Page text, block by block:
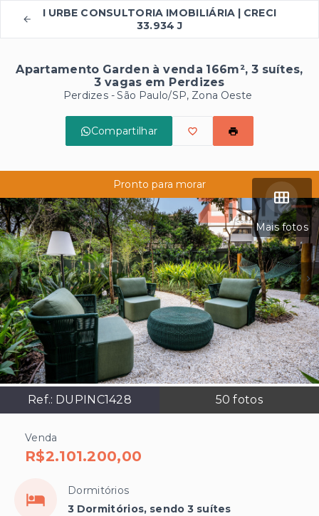
I URBE CONSULTORIA IMOBILIÁRIA | CRECI
33.934 J
Apartamento Garden à venda 166m², 3 suítes,
3 vagas em Perdizes
Perdizes - São Paulo/SP, Zona Oeste
Compartilhar
Mais fotos
Ref.: DUPINC1428 50 fotos
Pronto para morar
Venda
R$2.101.200,00
Dormitórios
3 Dormitórios, sendo 3 suítes